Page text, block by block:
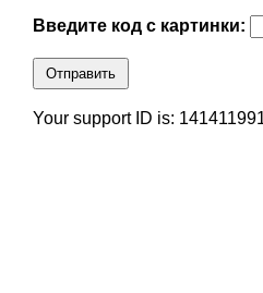
Введите код с картинки:
Отправить
Your support ID is: